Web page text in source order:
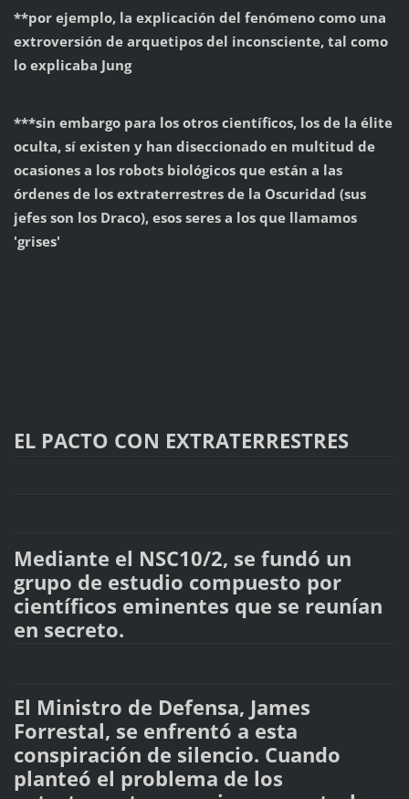
**por ejemplo, la explicación del fenómeno como una
extroversión de arquetipos del inconsciente, tal como
lo explicaba Jung
***sin embargo para los otros científicos, los de la élite
oculta, sí existen y han diseccionado en multitud de
ocasiones a los robots biológicos que están a las
órdenes de los extraterrestres de la Oscuridad (sus
jefes son los Draco), esos seres a los que llamamos
'grises'
EL PACTO CON EXTRATERRESTRES
Mediante el NSC10/2, se fundó un
grupo de estudio compuesto por
científicos eminentes que se reunían
en secreto.
El Ministro de Defensa, James
Forrestal, se enfrentó a esta
conspiración de silencio. Cuando
planteó el problema de los